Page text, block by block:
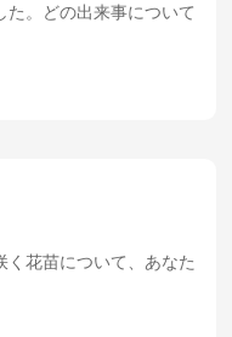
た。どの出来事について
く花苗について、あなた